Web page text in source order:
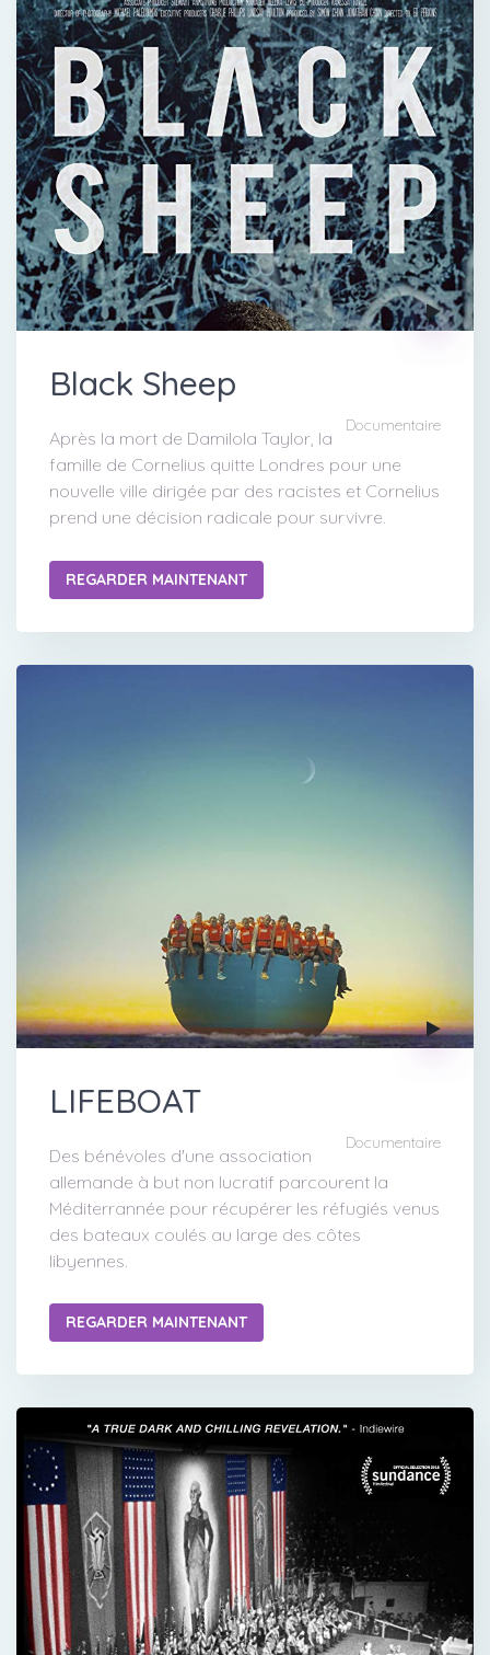
Black Sheep
Documentaire
Après la mort de Damilola Taylor, la
famille de Cornelius quitte Londres pour une
nouvelle ville dirigée par des racistes et Cornelius
prend une décision radicale pour survivre.
REGARDER MAINTENANT
LIFEBOAT
Documentaire
Des bénévoles d'une association
allemande à but non lucratif parcourent la
Méditerrannée pour récupérer les réfugiés venus
des bateaux coulés au large des côtes
libyennes.
REGARDER MAINTENANT